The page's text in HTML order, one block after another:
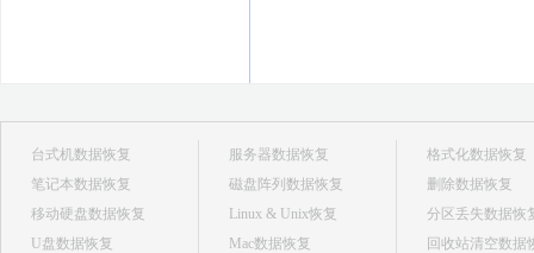
台式机数据恢复
笔记本数据恢复
移动硬盘数据恢复
U盘数据恢复
服务器数据恢复
磁盘阵列数据恢复
Linux & Unix恢复
Mac数据恢复
格式化数据恢复
删除数据恢复
分区丢失数据恢
回收站清空数据